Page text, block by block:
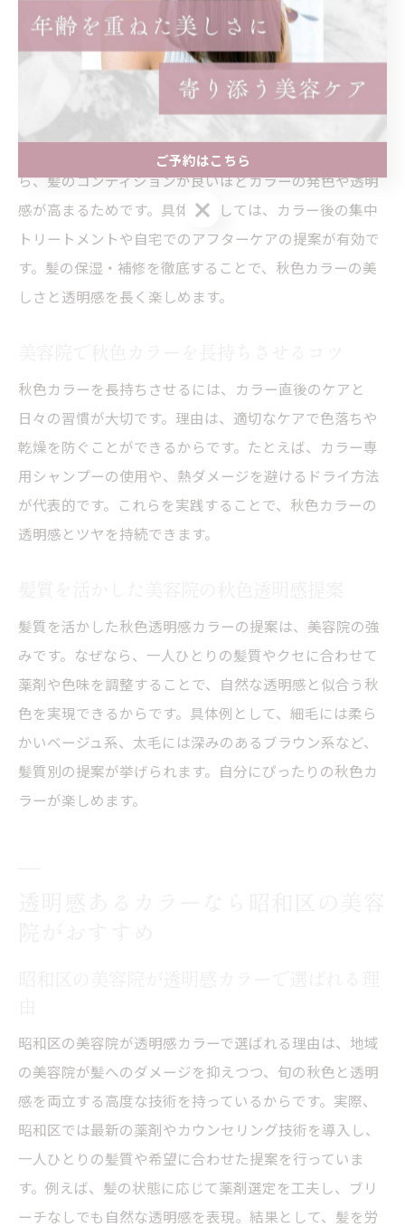
リ処方の薬剤使用が挙げられます。これにより、秋らし
い深みと透明感の両立が可能です。
美容院でのヘアケアと秋色透明感の関係性
ヘアケアと秋色透明感は密接に関係しています。なぜな
ら、髪のコンディションが良いほどカラーの発色や透明
感が高まるためです。具体策としては、カラー後の集中
トリートメントや自宅でのアフターケアの提案が有効で
す。髪の保湿・補修を徹底することで、秋色カラーの美
しさと透明感を長く楽しめます。
秋色カラーを長持ちさせるには、カラー直後のケアと
日々の習慣が大切です。理由は、適切なケアで色落ちや
乾燥を防ぐことができるからです。たとえば、カラー専
用シャンプーの使用や、熱ダメージを避けるドライ方法
が代表的です。これらを実践することで、秋色カラーの
透明感とツヤを持続できます。
髪質を活かした秋色透明感カラーの提案は、美容院の強
みです。なぜなら、一人ひとりの髪質やクセに合わせて
薬剤や色味を調整することで、自然な透明感と似合う秋
色を実現できるからです。具体例として、細毛には柔ら
かいベージュ系、太毛には深みのあるブラウン系など、
髪質別の提案が挙げられます。自分にぴったりの秋色カ
ラーが楽しめます。
昭和区の美容院が透明感カラーで選ばれる理由は、地域
の美容院が髪へのダメージを抑えつつ、旬の秋色と透明
感を両立する高度な技術を持っているからです。実際、
昭和区では最新の薬剤やカウンセリング技術を導入し、
一人ひとりの髪質や希望に合わせた提案を行っていま
す。例えば、髪の状態に応じて薬剤選定を工夫し、ブリ
ーチなしでも自然な透明感を表現。結果として、髪を労
ご予約はこちら
ご予約はこちら